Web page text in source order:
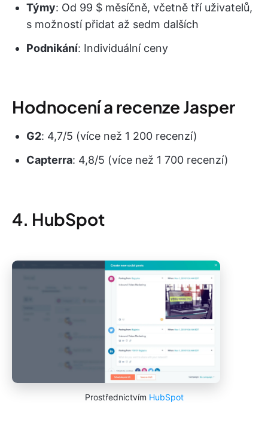
Týmy: Od 99 $ měsíčně, včetně tří uživatelů,
s možností přidat až sedm dalších
Podnikání: Individuální ceny
Hodnocení a recenze Jasper
G2: 4,7/5 (více než 1 200 recenzí)
Capterra: 4,8/5 (více než 1 700 recenzí)
4. HubSpot
Prostřednictvím HubSpot